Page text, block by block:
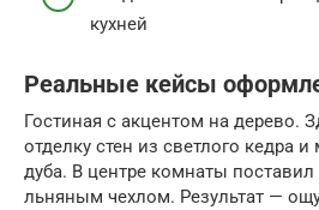
кухней
Реальные кейсы
Гостиная с акцентом на дерево.
отделку стен из светлого кедра
дуба. В центре комнаты
льняным чехлом. Результат —